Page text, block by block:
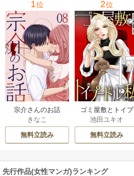
1位
宗介さんのお話
きなこ
無料立読み
2位
ゴミ屋敷とトイプ
ードルと私
池田ユキオ
無料立読み
先行作品(女性マンガ)ランキング